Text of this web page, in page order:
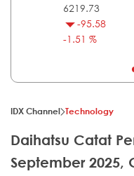
6219.73
-95.58
-1.51 %
IDX Channel Technology
Daihatsu Catat
September 2025,